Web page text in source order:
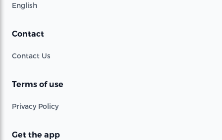
English
Contact
Contact Us
Terms of use
Privacy Policy
Get the app